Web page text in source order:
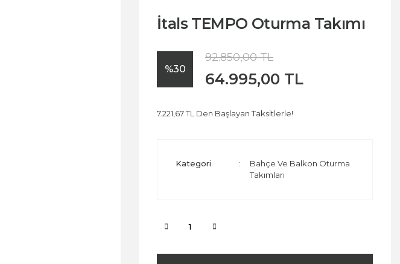
İtals TEMPO Oturma Takımı
%30
92.850,00 TL
64.995,00 TL
7.221,67 TL Den Başlayan Taksitlerle!
Kategori
Bahçe Ve Balkon Oturma
Takımları